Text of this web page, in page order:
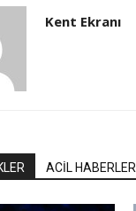
Kent Ekranı
ACİL HABERLER